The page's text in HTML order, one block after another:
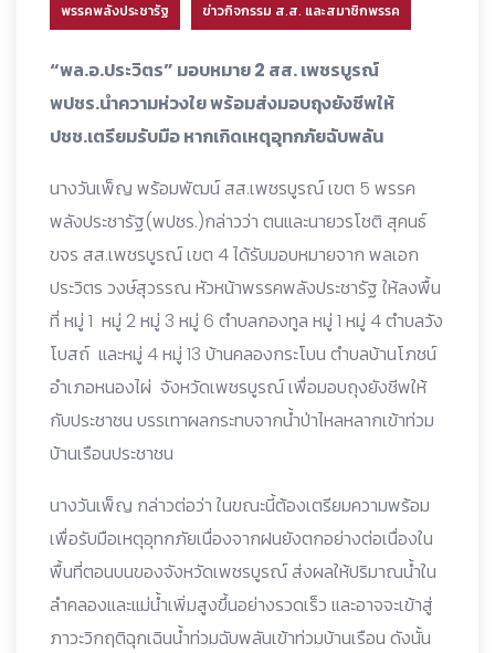
พรรคพลังประชารัฐ ข่าวกิจกรรม ส.ส. และสมาชิกพรรค
“พล.อ.ประวิตร” มอบหมาย 2 สส. เพชรบูรณ์
พปชร.นำความห่วงใย พร้อมส่งมอบถุงยังชีพให้
ปชช.เตรียมรับมือ หากเกิดเหตุอุทกภัยฉับพลัน
นางวันเพ็ญ พร้อมพัฒน์ สส.เพชรบูรณ์ เขต 5 พรรค
พลังประชารัฐ(พปชร.)กล่าวว่า ตนและนายวรโชติ สุคนธ์
ขจร สส.เพชรบูรณ์ เขต 4 ได้รับมอบหมายจาก พลเอก
ประวิตร วงษ์สุวรรณ หัวหน้าพรรคพลังประชารัฐ ให้ลงพื้น
ที่ หมู่ 1 หมู่ 2 หมู่ 3 หมู่ 6 ตำบลกองทูล หมู่ 1 หมู่ 4 ตำบลวัง
โบสถ์ และหมู่ 4 หมู่ 13 บ้านคลองกระโบน ตำบลบ้านโภชน์
อำเภอหนองไผ่ จังหวัดเพชรบูรณ์ เพื่อมอบถุงยังชีพให้
กับประชาชน บรรเทาผลกระทบจากน้ำป่าไหลหลากเข้าท่วม
บ้านเรือนประชาชน
นางวันเพ็ญ กล่าวต่อว่า ในขณะนี้ต้องเตรียมความพร้อม
เพื่อรับมือเหตุอุทกภัยเนื่องจากฝนยังตกอย่างต่อเนื่องใน
พื้นที่ตอนบนของจังหวัดเพชรบูรณ์ ส่งผลให้ปริมาณน้ำใน
ลำคลองและแม่น้ำเพิ่มสูงขึ้นอย่างรวดเร็ว และอาจจะเข้าสู่
ภาวะวิกฤติฉุกเฉินน้ำท่วมฉับพลันเข้าท่วมบ้านเรือน ดังนั้น